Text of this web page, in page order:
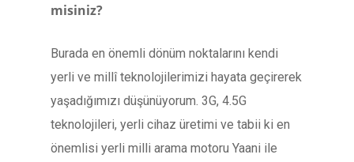
misiniz?
Burada en önemli dönüm noktalarını kendi
yerli ve millî teknolojilerimizi hayata geçirerek
yaşadığımızı düşünüyorum. 3G, 4.5G
teknolojileri, yerli cihaz üretimi ve tabii ki en
önemlisi yerli milli arama motoru Yaani ile